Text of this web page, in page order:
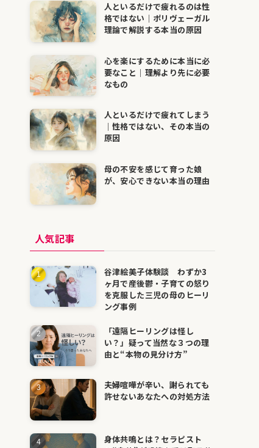
人といるだけで疲れるのは性
格ではない｜ポリヴェーガル
理論で解説する本当の原因
心を楽にするために本当に必
要なこと｜理解より先に必要
なもの
人といるだけで疲れてしまう
｜性格ではない、その本当の
原因
母の不安を感じて育った娘
が、安心できない本当の理由
人気記事
谷津絵美子体験談 わずか3
ヶ月で産後鬱・子育ての怒り
を克服した三児の母のヒーリ
ング事例
「遠隔ヒーリングは怪し
い？」疑って当然な３つの理
由と“本物の見分け方”
夫婦喧嘩が辛い、謝られても
許せないあなたへの対処方法
身体共鳴とは？セラピスト